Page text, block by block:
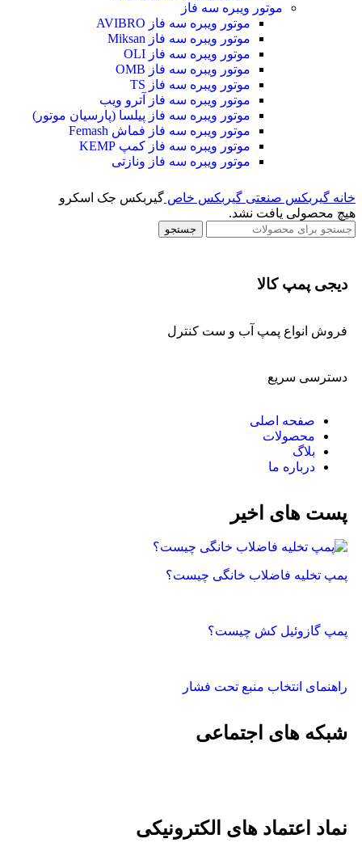
موتور ویبره سه فاز
موتور ویبره سه فاز AVIBRO
موتور ویبره سه فاز Miksan
موتور ویبره سه فاز OLI
موتور ویبره سه فاز OMB
موتور ویبره سه فاز TS
موتور ویبره سه فاز آترو ویب
موتور ویبره سه فاز پیلسا (پارسیان موتور)
موتور ویبره سه فاز فماش Femash
موتور ویبره سه فاز کمپ KEMP
موتور ویبره سه فاز ونازتی
خانه گیربکس صنعتی گیربکس خاص گیربکس جک اسکرو
هیچ محصولی یافت نشد.
جستجو
دیجی پمپ کالا
فروش انواع پمپ آب و ست کنترل
دسترسی سریع
صفحه اصلی
محصولات
بلاگ
درباره ما
پست های اخیر
پمپ تخلیه فاضلاب خانگی چیست؟
پمپ گازوئیل کش چیست؟
راهنمای انتخاب منبع تحت فشار
شبکه های اجتماعی
نماد اعتماد های الکترونیکی